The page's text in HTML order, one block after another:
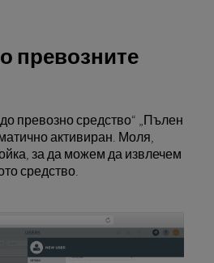
превозните
превозно средство“ „Пълен
активиран. Моля,
за да можем да извлечем
средство.